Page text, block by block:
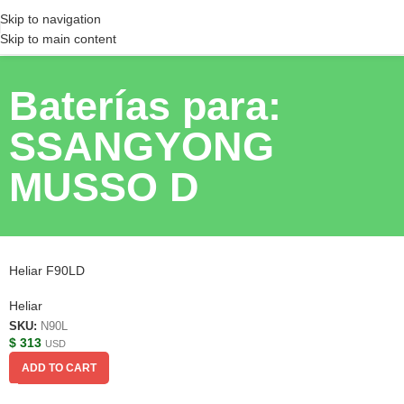
Skip to navigation
Skip to main content
Baterías para:
SSANGYONG
MUSSO D
Heliar F90LD
Heliar
SKU: N90L
$ 313 USD
ADD TO CART